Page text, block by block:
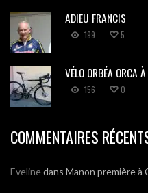
ADIEU FRANCIS
199 5
VÉLO ORBÉA ORCA
156 0
COMMENTAIRES
Evelinedans Manon première à